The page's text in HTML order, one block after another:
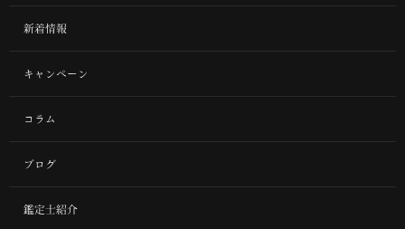
新着情報
キャンペーン
コラム
ブログ
鑑定士紹介